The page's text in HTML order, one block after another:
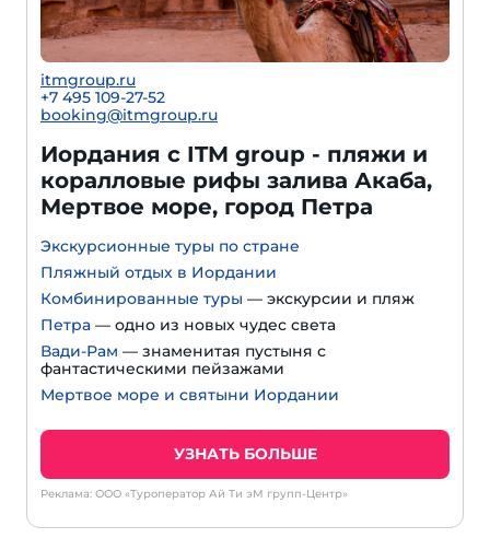
itmgroup.ru
+7 495 109-27-52
booking@itmgroup.ru
Иордания с ITM group - пляжи и
коралловые рифы залива Акаба,
Мертвое море, город Петра
Экскурсионные туры по стране
Пляжный отдых в Иордании
Комбинированные туры — экскурсии и пляж
Петра — одно из новых чудес света
Вади-Рам — знаменитая пустыня с
фантастическими пейзажами
Мертвое море и святыни Иордании
УЗНАТЬ БОЛЬШЕ
Реклама: ООО «Туроператор Ай Ти эМ групп-Центр»